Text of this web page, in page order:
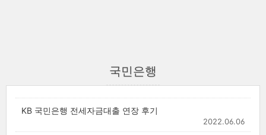
국민은행
KB 국민은행 전세자금대출 연장 후기
2022.06.06